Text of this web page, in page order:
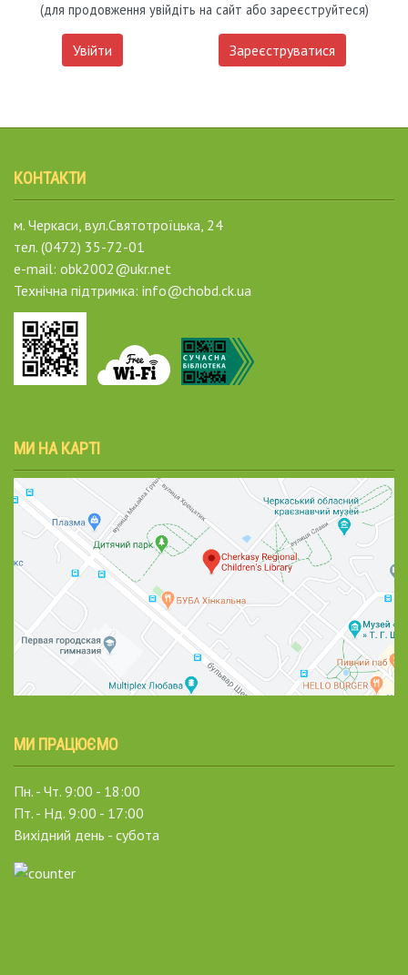
(для продовження увійдіть на сайт або зареєструйтеся)
Увійти Зареєструватися
КОНТАКТИ
м. Черкаси, вул.Святотроїцька, 24
тел. (0472) 35-72-01
e-mail: obk2002@ukr.net
Технічна підтримка: info@chobd.ck.ua
МИ НА КАРТІ
МИ ПРАЦЮЄМО
Пн. - Чт. 9:00 - 18:00
Пт. - Нд. 9:00 - 17:00
Вихідний день - субота